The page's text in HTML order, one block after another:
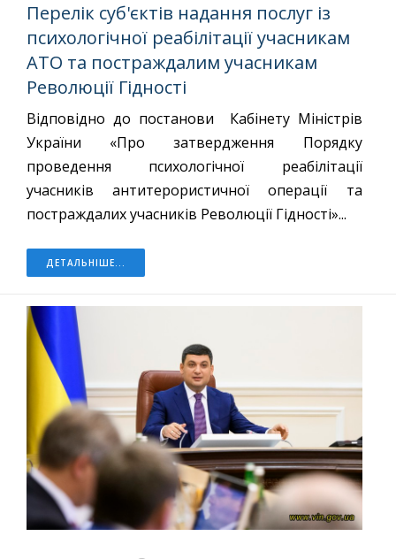
Перелік суб'єктів надання послуг із
психологічної реабілітації учасникам
АТО та постраждалим учасникам
Революції Гідності
Відповідно до постанови Кабінету Міністрів
України «Про затвердження Порядку
проведення психологічної реабілітації
учасників антитерористичної операції та
постраждалих учасників Революції Гідності»...
ДЕТАЛЬНІШЕ...